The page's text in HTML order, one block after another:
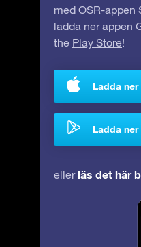
med OSR-appen
ladda ner appen
the Play Store!
Ladda
Ladda
eller läs det här